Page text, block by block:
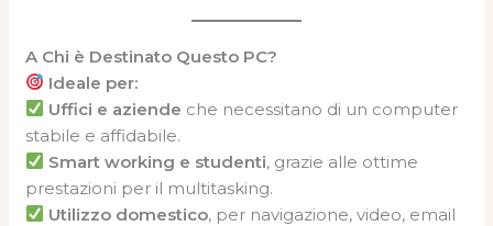
A Chi è Destinato Questo PC?
Ideale per:
Uffici e aziende che necessitano di un computer
stabile e affidabile.
Smart working e studenti, grazie alle ottime
prestazioni per il multitasking.
Utilizzo domestico, per navigazione, video, email